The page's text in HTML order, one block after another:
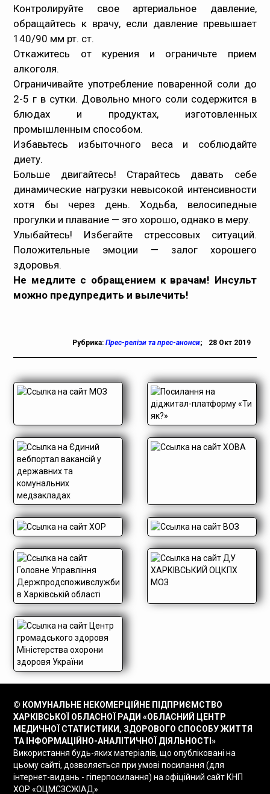
Контролируйте свое артериальное давление,
обращайтесь к врачу, если давление превышает
140/90 мм рт. ст.
Откажитесь от курения и ограничьте прием
алкоголя.
Ограничивайте употребление поваренной соли до
2-5 г в сутки. Довольно много соли содержится в
блюдах и продуктах, изготовленных
промышленным способом.
Избавьтесь избыточного веса и соблюдайте
диету.
Больше двигайтесь! Старайтесь давать себе
динамические нагрузки невысокой интенсивности
хотя бы через день. Ходьба, велосипедные
прогулки и плавание — это хорошо, однако в меру.
Улыбайтесь! Избегайте стрессовых ситуаций.
Положительные эмоции — залог хорошего
здоровья.
Не медлите с обращением к врачам! Инсульт
можно предупредить и вылечить!
Рубрика: Прес-релізи та прес-анонси; 28 Окт 2019
© КОМУНАЛЬНЕ НЕКОМЕРЦІЙНЕ ПІДПРИЄМСТВО
ХАРКІВСЬКОЇ ОБЛАСНОЇ РАДИ «ОБЛАСНИЙ ЦЕНТР
МЕДИЧНОЇ СТАТИСТИКИ, ЗДОРОВОГО СПОСОБУ ЖИТТЯ
ТА ІНФОРМАЦІЙНО-АНАЛІТИЧНОЇ ДІЯЛЬНОСТІ»
Використання будь-яких матеріалів, що опубліковані на
цьому сайті, дозволяється при умові посилання (для
інтернет-видань - гіперпосилання) на офіційний сайт КНП
ХОР «ОЦМСЗСЖІАД»